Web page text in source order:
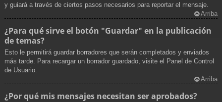
y guiará a través de ciertos pasos necesarios para reportar el mensaje.
Arriba
¿Para qué sirve el botón "Guardar" en la publicación
de temas?
Esto le permitirá guardar borradores que serán completados y enviados
más tarde. Para recargar un borrador guardado, visite el Panel de Control
de Usuario.
Arriba
¿Por qué mis mensajes necesitan ser aprobados?